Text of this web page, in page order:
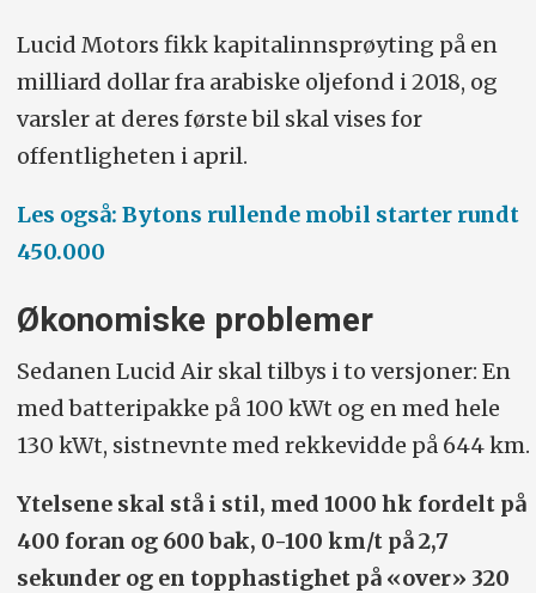
Lucid Motors fikk kapitalinnsprøyting på en
milliard dollar fra arabiske oljefond i 2018, og
varsler at deres første bil skal vises for
offentligheten i april.
Les også: Bytons rullende mobil starter rundt
450.000
Økonomiske problemer
Sedanen Lucid Air skal tilbys i to versjoner: En
med batteripakke på 100 kWt og en med hele
130 kWt, sistnevnte med rekkevidde på 644 km.
Ytelsene skal stå i stil, med 1000 hk fordelt på
400 foran og 600 bak, 0-100 km/t på 2,7
sekunder og en topphastighet på «over» 320